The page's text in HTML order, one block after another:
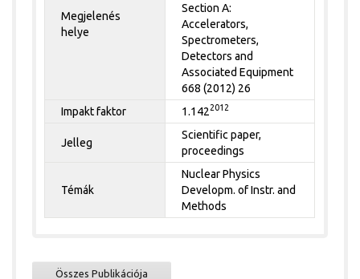
Megjelenés
helye
Section A:
Accelerators,
Spectrometers,
Detectors and
Associated Equipment
668 (2012) 26
Impakt faktor
1.1422012
Jelleg
Scientific paper,
proceedings
Témák
Nuclear Physics
Developm. of Instr. and
Methods
Összes Publikációja